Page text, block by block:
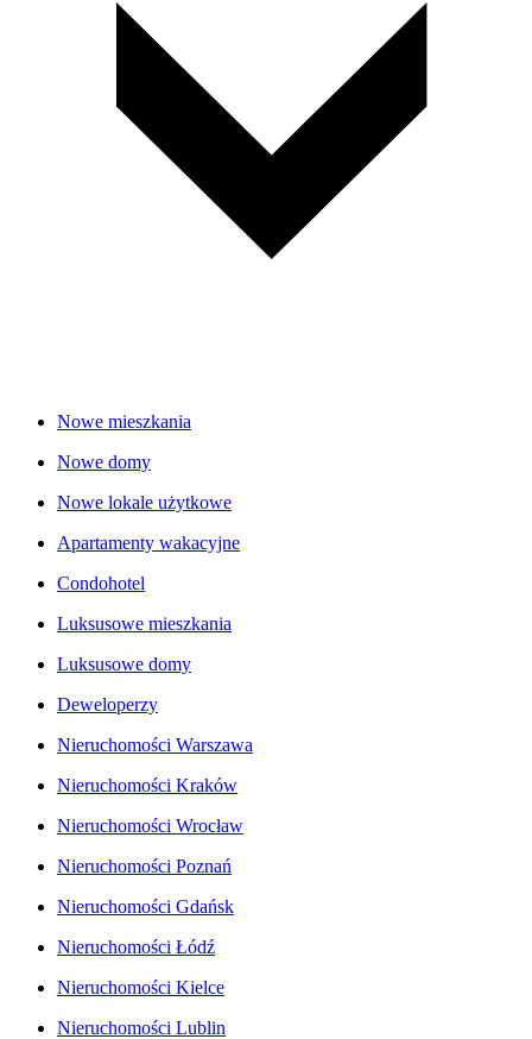
Nowe mieszkania
Nowe domy
Nowe lokale użytkowe
Apartamenty wakacyjne
Condohotel
Luksusowe mieszkania
Luksusowe domy
Deweloperzy
Nieruchomości Warszawa
Nieruchomości Kraków
Nieruchomości Wrocław
Nieruchomości Poznań
Nieruchomości Gdańsk
Nieruchomości Łódź
Nieruchomości Kielce
Nieruchomości Lublin